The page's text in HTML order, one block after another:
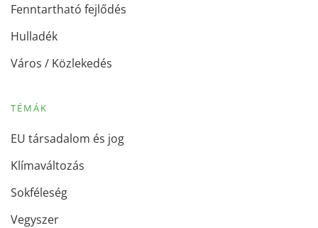
Fenntartható fejlődés
Hulladék
Város / Közlekedés
TÉMÁK
EU társadalom és jog
Klímaváltozás
Sokféleség
Vegyszer